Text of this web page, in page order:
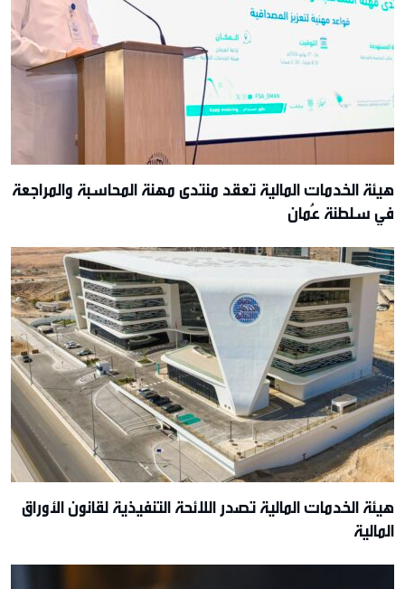
هيئة الخدمات المالية تعقد منتدى مهنة المحاسبة والمراجعة
في سلطنة عُمان
هيئة الخدمات المالية تصدر اللائحة التنفيذية لقانون الأوراق
المالية